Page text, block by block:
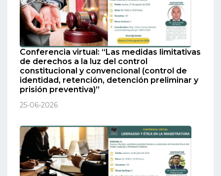
Conferencia virtual: “Las medidas limitativas
de derechos a la luz del control
constitucional y convencional (control de
identidad, retención, detención preliminar y
prisión preventiva)”
25-06-2026